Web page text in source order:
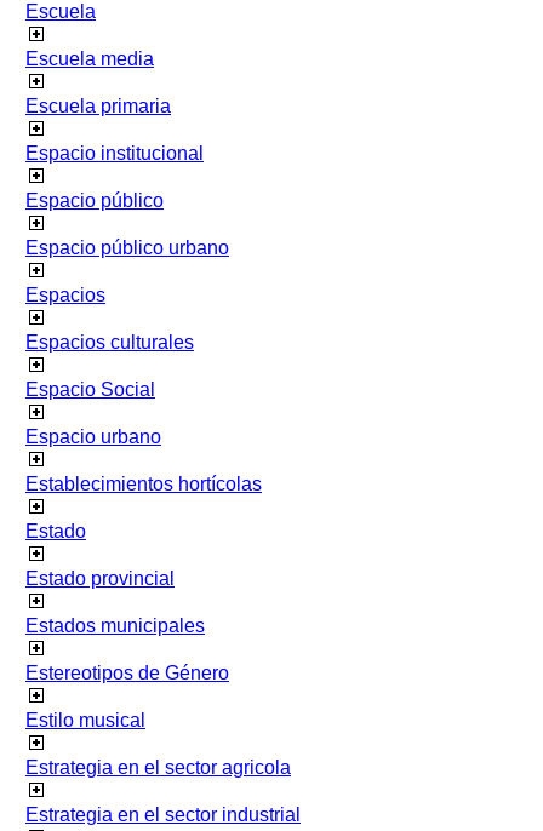
Escuela
Escuela media
Escuela primaria
Espacio institucional
Espacio público
Espacio público urbano
Espacios
Espacios culturales
Espacio Social
Espacio urbano
Establecimientos hortícolas
Estado
Estado provincial
Estados municipales
Estereotipos de Género
Estilo musical
Estrategia en el sector agricola
Estrategia en el sector industrial